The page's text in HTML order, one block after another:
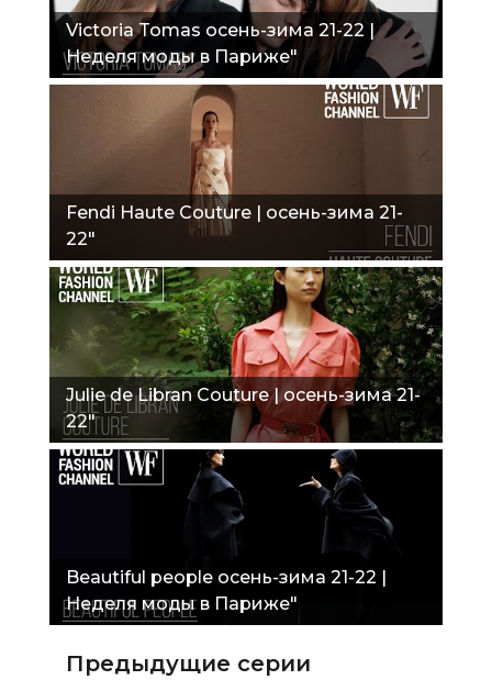
Victoria Tomas осень-зима 21-22 |
Неделя моды в Париже"
Fendi Haute Couture | осень-зима 21-
22"
Julie de Libran Couture | осень-зима 21-
22"
Beautiful people осень-зима 21-22 |
Неделя моды в Париже"
Предыдущие серии